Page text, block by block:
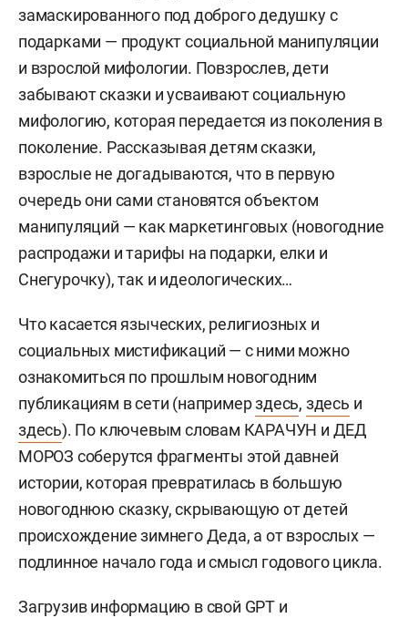
замаскированного под доброго дедушку с
подарками — продукт социальной манипуляции
и взрослой мифологии. Повзрослев, дети
забывают сказки и усваивают социальную
мифологию, которая передается из поколения в
поколение. Рассказывая детям сказки,
взрослые не догадываются, что в первую
очередь они сами становятся объектом
манипуляций — как маркетинговых (новогодние
распродажи и тарифы на подарки, елки и
Снегурочку), так и идеологических…
Что касается языческих, религиозных и
социальных мистификаций — с ними можно
ознакомиться по прошлым новогодним
публикациям в сети (напримерздесь, здесь и
здесь). По ключевым словам КАРАЧУН и ДЕД
МОРОЗ соберутся фрагменты этой давней
истории, которая превратилась в большую
новогоднюю сказку, скрывающую от детей
происхождение зимнего Деда, а от взрослых —
подлинное начало года и смысл годового цикла.
Загрузив информацию в свой GPT и